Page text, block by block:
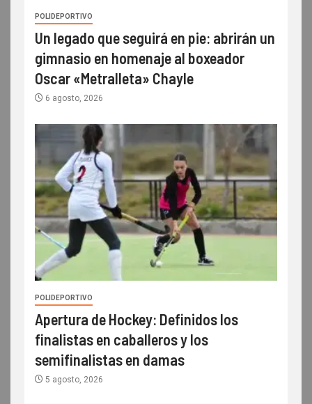
POLIDEPORTIVO
Un legado que seguirá en pie: abrirán un
gimnasio en homenaje al boxeador
Oscar «Metralleta» Chayle
6 agosto, 2026
POLIDEPORTIVO
Apertura de Hockey: Definidos los
finalistas en caballeros y los
semifinalistas en damas
5 agosto, 2026